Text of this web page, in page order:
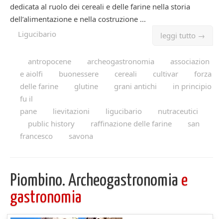
dedicata al ruolo dei cereali e delle farine nella storia
dell’alimentazione e nella costruzione ...
leggi tutto →
Ligucibario
antropocene archeogastronomia
associazion
e aiolfi
buonessere cereali cultivar
forza
delle farine
glutine grani antichi
in principio
fu il
pane
lievitazioni ligucibario
nutraceutici
public history
raffinazione delle farine
san
francesco
savona
Piombino. Archeogastronomia e
gastronomia